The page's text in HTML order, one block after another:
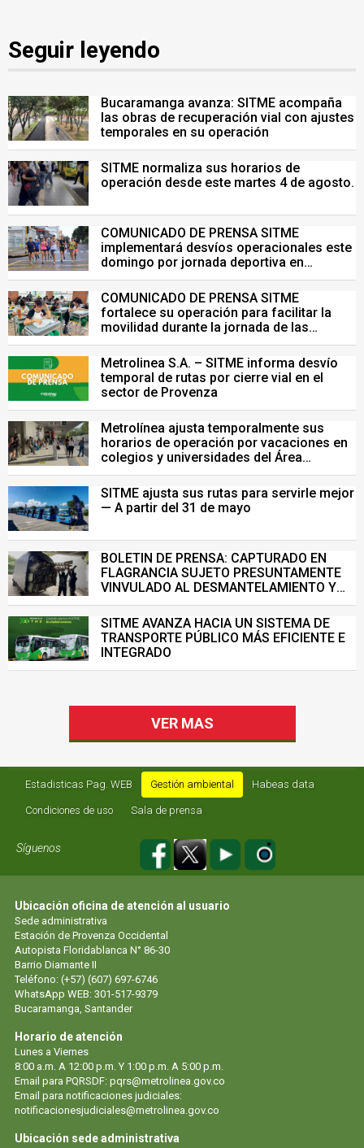
Seguir leyendo
Bucaramanga avanza: SITME acompaña
las obras de recuperación vial con ajustes
temporales en su operación
SITME normaliza sus horarios de
operación desde este martes 4 de agosto.
COMUNICADO DE PRENSA SITME
implementará desvíos operacionales este
domingo por jornada deportiva en
Bucaramanga
COMUNICADO DE PRENSA SITME
fortalece su operación para facilitar la
movilidad durante la jornada de las
Pruebas Saber del 26 de julio
Metrolinea S.A. – SITME informa desvío
temporal de rutas por cierre vial en el
sector de Provenza
Metrolínea ajusta temporalmente sus
horarios de operación por vacaciones en
colegios y universidades del Área
Metropolitana de Bucaramanga.
SITME ajusta sus rutas para servirle mejor
— A partir del 31 de mayo
BOLETIN DE PRENSA: CAPTURADO EN
FLAGRANCIA SUJETO PRESUNTAMENTE
VINVULADO AL DESMANTELAMIENTO Y
VENTA ILEGAL DE INFRAESTRUCTURA DEL
SISTEMA DE TRANSPORTE MASIVO
SITME AVANZA HACIA UN SISTEMA DE
TRANSPORTE PÚBLICO MÁS EFICIENTE E
INTEGRADO
VER MAS
Estadisticas Pag. WEB Gestión ambiental Habeas data
Condiciones de uso Sala de prensa
Síguenos
Ubicación oficina de atención al usuario
Sede administrativa
Estación de Provenza Occidental
Autopista Floridablanca N° 86-30
Barrio Diamante II
Teléfono: (+57) (607) 697-6746
WhatsApp WEB: 301-517-9379
Bucaramanga, Santander
Horario de atención
Lunes a Viernes
8:00 a.m. A 12:00 p.m. Y 1:00 p.m. A 5:00 p.m.
Email para PQRSDF: pqrs@metrolinea.gov.co
Email para notificaciones judiciales:
notificacionesjudiciales@metrolinea.gov.co
Ubicación sede administrativa